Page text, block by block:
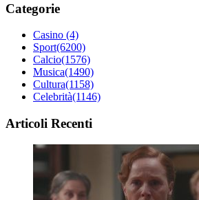
Categorie
Casino (4)
Sport(6200)
Calcio(1576)
Musica(1490)
Cultura(1158)
Celebrità(1146)
Articoli Recenti